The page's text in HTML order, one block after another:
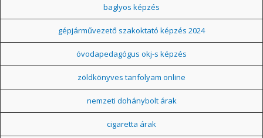
baglyos képzés
gépjárművezető szakoktató képzés 2024
óvodapedagógus okj-s képzés
zöldkönyves tanfolyam online
nemzeti dohánybolt árak
cigaretta árak